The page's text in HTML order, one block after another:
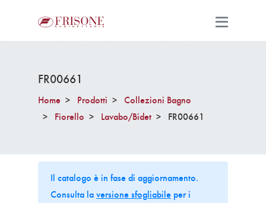
FR00661
Home Prodotti
Collezioni Bagno
Fiorello
Lavabo/Bidet FR00661
Il catalogo è in fase di aggiornamento.
Consulta laversione sfogliabile per i